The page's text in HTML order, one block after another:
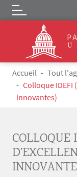
Aller au contenu
Logo
Fil d'Ariane
Accueil
Tout
Colloque IDEFI
innovantes)